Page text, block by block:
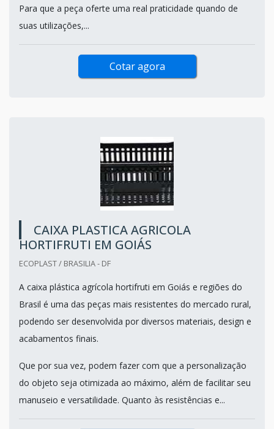
Para que a peça oferte uma real praticidade quando de
suas utilizações,...
Cotar agora
CAIXA PLASTICA AGRICOLA
HORTIFRUTI EM GOIÁS
ECOPLAST / BRASILIA - DF
A caixa plástica agrícola hortifruti em Goiás e regiões do
Brasil é uma das peças mais resistentes do mercado rural,
podendo ser desenvolvida por diversos materiais, design e
acabamentos finais.
Que por sua vez, podem fazer com que a personalização
do objeto seja otimizada ao máximo, além de facilitar seu
manuseio e versatilidade. Quanto às resistências e...